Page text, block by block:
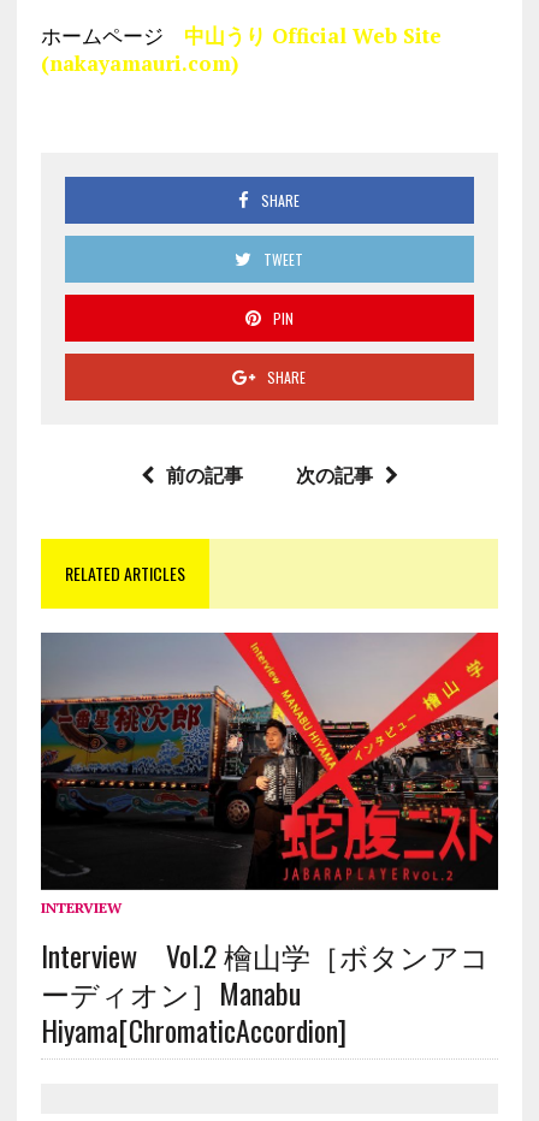
ホームページ 中山うり Official Web Site
(nakayamauri.com)
SHARE
TWEET
PIN
SHARE
前の記事 次の記事
RELATED ARTICLES
INTERVIEW
Interview Vol.2 檜山学［ボタンアコ
ーディオン］Manabu
Hiyama[ChromaticAccordion]